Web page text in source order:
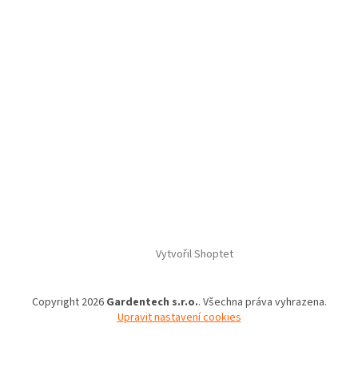
Vytvořil Shoptet
Copyright 2026 Gardentech s.r.o.. Všechna práva vyhrazena.
Upravit nastavení cookies